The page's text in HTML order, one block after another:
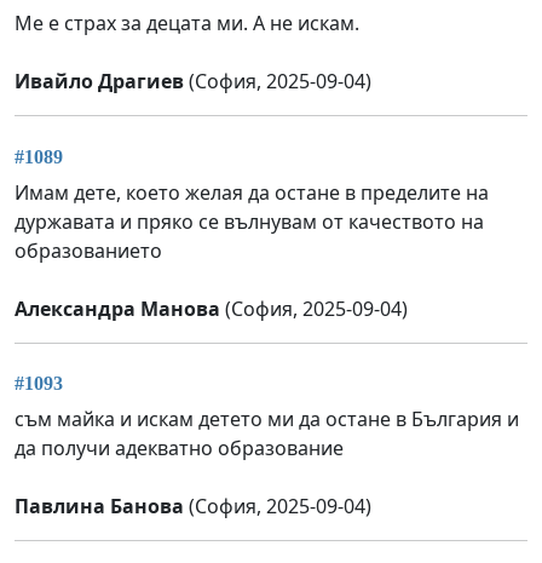
Ме е страх за децата ми. А не искам.
Ивайло Драгиев(София, 2025-09-04)
#1089
Имам дете, което желая да остане в пределите на
дуржавата и пряко се вълнувам от качеството на
образованието
Александра Манова (София, 2025-09-04)
#1093
съм майка и искам детето ми да остане в България и
да получи адекватно образование
Павлина Банова (София, 2025-09-04)